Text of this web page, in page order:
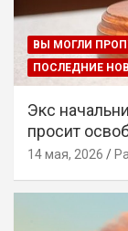
ВЫ МОГЛИ
ПОСЛЕДНИЕ
Экс
просит
14 мая, 2026